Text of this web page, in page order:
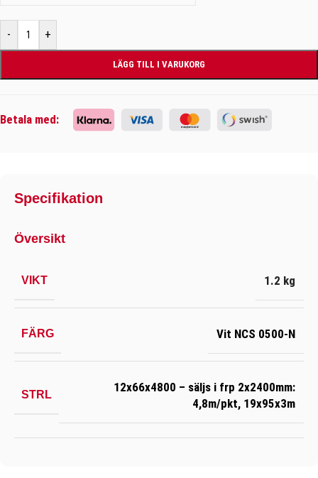
- +
LÄGG TILL I VARUKORG
Betala med:
Specifikation
Översikt
VIKT 1.2 kg
FÄRG Vit NCS 0500-N
STRL
12x66x4800 – säljs i frp 2x2400mm:
4,8m/pkt, 19x95x3m